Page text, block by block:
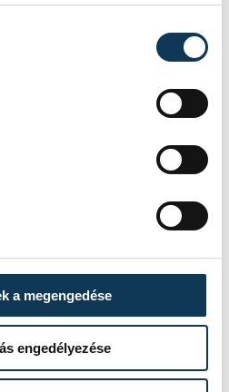
a megengedése
engedélyezése
FOTÓS
Szalai
Csaba